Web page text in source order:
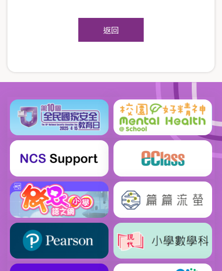
返回